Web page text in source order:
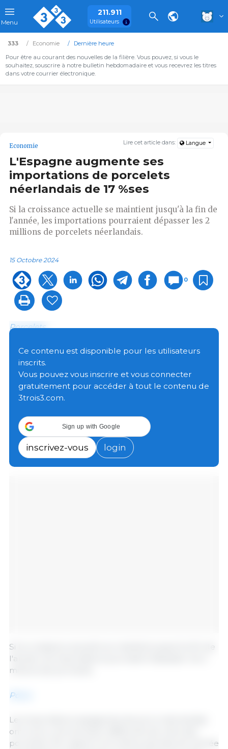
Menu
211.911
Utilisateurs
333 Economie
Dernière heure
Pour être au courant des nouvelles de la filière. Vous pouvez, si vous le
souhaitez, souscrire à notre bulletin hebdomadaire et vous recevrez les titres
dans votre courrier électronique.
Lire cet article dans: Langue
Economie
L'Espagne augmente ses
importations de porcelets
néerlandais de 17 %ses
Si la croissance actuelle se maintient jusqu'à la fin de
l'année, les importations pourraient dépasser les 2
millions de porcelets néerlandais.
15 Octobre 2024
0
Porcelets
Au cours des 9 premiers mois de cette année,
l'Espagne a importé 1 557 518 porcelets des Pays-
Bas, ce qui marque une tendance à la hausse
continue. Si l'on compare les données entre janvier
et septembre de cette année avec les données de
augmentation de 16,9% et si l'on les compare avec la
même période en 2020, cela représente une
augmentation de plus de 115% en seulement cinq
ans.
Si la croissance actuelle se maintient jusqu'à la fin de
l'année, les importations pourraient dépasser les 2
millions de porcelets.
Porcs
Les importations espagnoles de porcs néerlandais
ont connu une évolution différente de celle des
porcelets. Par rapport à la même période de l'année
Ce contenu est disponible pour les utilisateurs
inscrits.
Vous pouvez vous inscrire et vous connecter
gratuitement pour accéder à tout le contenu de
3trois3.com.
Sign up with Google
inscrivez-vous login